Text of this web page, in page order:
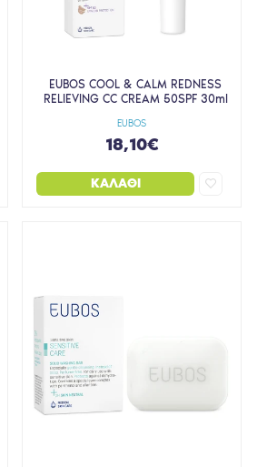
EUBOS
EUBOS COOL & CALM REDNESS
RELIEVING CC CREAM 50SPF 30ml
18,10€
ΚΑΛΆΘΙ